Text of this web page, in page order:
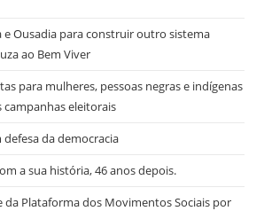
e Ousadia para construir outro sistema
ao Bem Viver
para mulheres, pessoas negras e indígenas
eleitorais
da democracia
a sua história, 46 anos depois.
da Plataforma dos Movimentos Sociais por